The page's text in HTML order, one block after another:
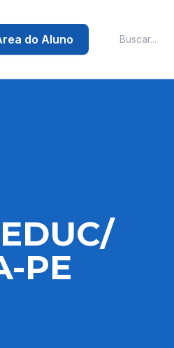
do Aluno
PE